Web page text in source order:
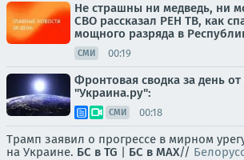
Не страшны ни медведь, ни
СВО рассказал РЕН ТВ, как
мощного разряда в
СМИ 00:19
Фронтовая сводка за день от
"Украина.ру":
СМИ 00:18
Трамп заявил о прогрессе в мирном
на Украине. БС в TG | БС в МАХ//